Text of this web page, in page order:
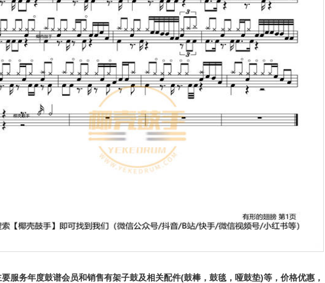
服务年度鼓谱会员和销售有架子鼓及相关配件(鼓棒，鼓毯，哑鼓垫)等，价格优惠，